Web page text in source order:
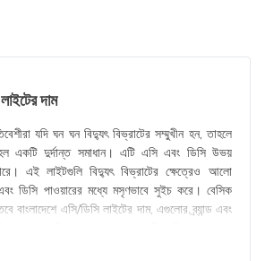
দাম
যদি ঘন ঘন বিদ্যুৎ বিভ্রাটের সম্মুখীন হন, তাহলে
উভয়
বিদ্যুৎ বিভ্রাটের ক্ষেত্রেও আলো
ডিসি পাওয়ারের মধ্যে মসৃণভাবে সুইচ করে। বেসিক